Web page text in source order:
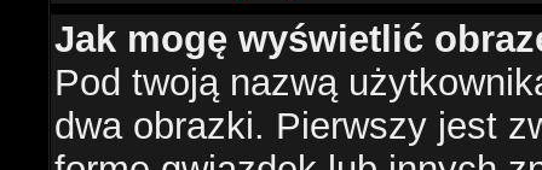
Jak mogę wyświetlić
Pod twoją nazwą
dwa obrazki. Pierwszy jest